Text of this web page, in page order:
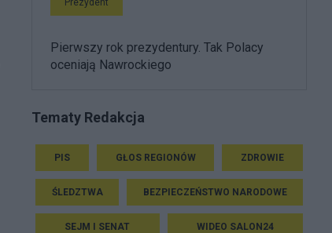
Prezydent
Pierwszy rok prezydentury. Tak Polacy
oceniają Nawrockiego
Tematy Redakcja
PIS GŁOS REGIONÓW ZDROWIE
ŚLEDZTWA BEZPIECZEŃSTWO NARODOWE
SEJM I SENAT WIDEO SALON24